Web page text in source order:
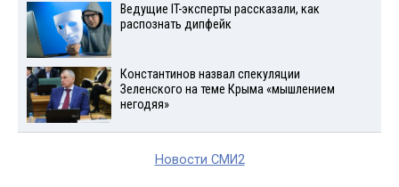
Ведущие IT-эксперты рассказали, как
распознать дипфейк
Константинов назвал спекуляции
Зеленского на теме Крыма «мышлением
негодяя»
Новости СМИ2